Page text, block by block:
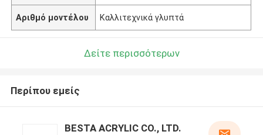
Αριθμό μοντέλου Καλλιτεχνικά γλυπτά
Δείτε περισσότερων
Περίπου εμείς
BESTA ACRYLIC CO., LTD.